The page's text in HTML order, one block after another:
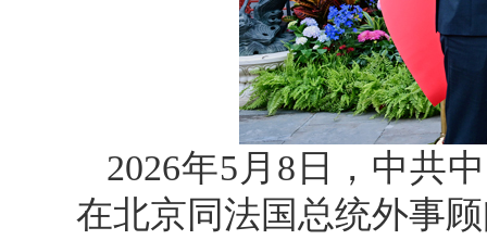
2026年5月8日，中共
在北京同法国总统外事